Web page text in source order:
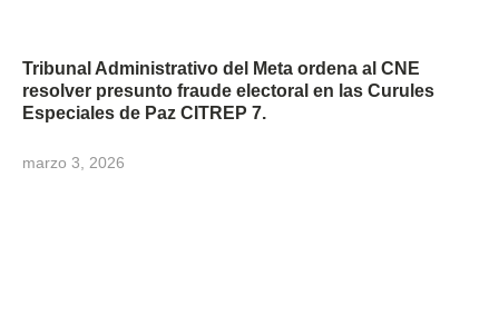
Tribunal Administrativo del Meta ordena al CNE
resolver presunto fraude electoral en las Curules
Especiales de Paz CITREP 7.
marzo 3, 2026